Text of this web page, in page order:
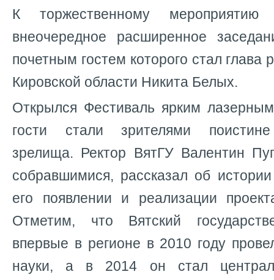
К торжественному
внеочередное расширенное
почетным гостем которого стал глава
Кировской области Никита Белых.
Открылся Фестиваль ярким
гости стали зрителями
зрелища. Ректор ВятГУ Валентин
собравшимися, рассказал об
его появлении и реализации
Отметим, что Вятский
впервые в регионе в 2010 году
науки, а в 2014 он стал